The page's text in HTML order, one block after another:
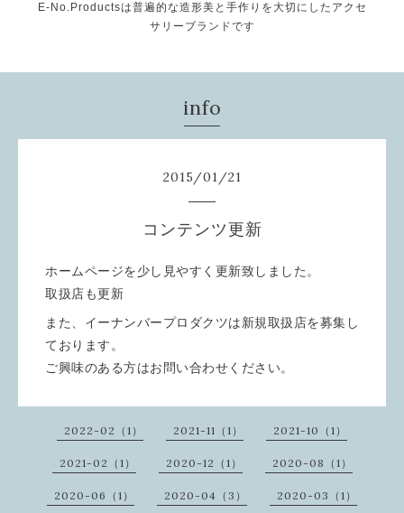
E-No.Productsは普遍的な造形美と手作りを大切にしたアクセ
サリーブランドです
info
2015/01/21
コンテンツ更新
ホームページを少し見やすく更新致しました。
取扱店も更新
また、イーナンバープロダクツは新規取扱店を募集し
ております。
ご興味のある方はお問い合わせください。
2022-02（1） 2021-11（1） 2021-10（1）
2021-02（1） 2020-12（1） 2020-08（1）
2020-06（1） 2020-04（3） 2020-03（1）